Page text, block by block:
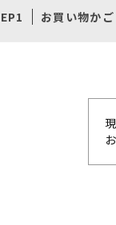
お買い物かご